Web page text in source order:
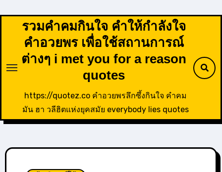
content
รวมคำคมกินใจ คำให้กำลังใจ
คำอวยพร เพื่อใช้สถานการณ์
ต่างๆ i met you for a reason
quotes
https://quotez.co คำอวยพรลึกซึ้งกินใจ คำคม
มัน ฮา วลีฮิตแห่งยุคสมัย everybody lies quotes